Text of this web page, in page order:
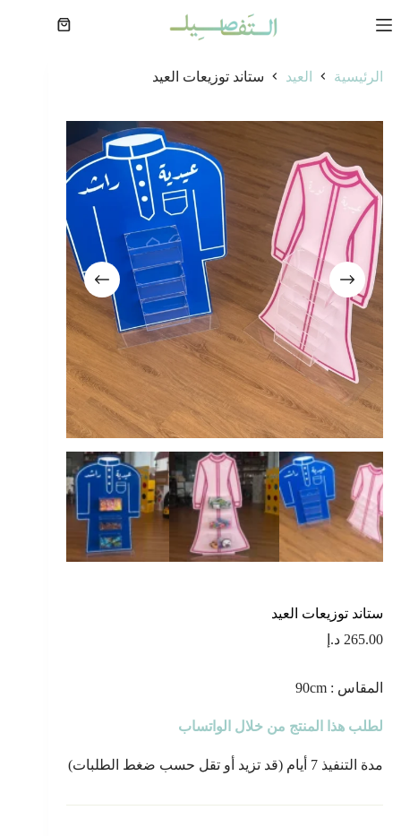
إلى
عربة
الرئيسية
العيد ستاند توزيعات العيد
ستاند توزيعات العيد
265.00 د.إ
المقاس : 90cm
لطلب هذا المنتج من خلال الواتساب
مدة التنفيذ 7 أيام (قد تزيد أو تقل حسب ضغط الطلبات)